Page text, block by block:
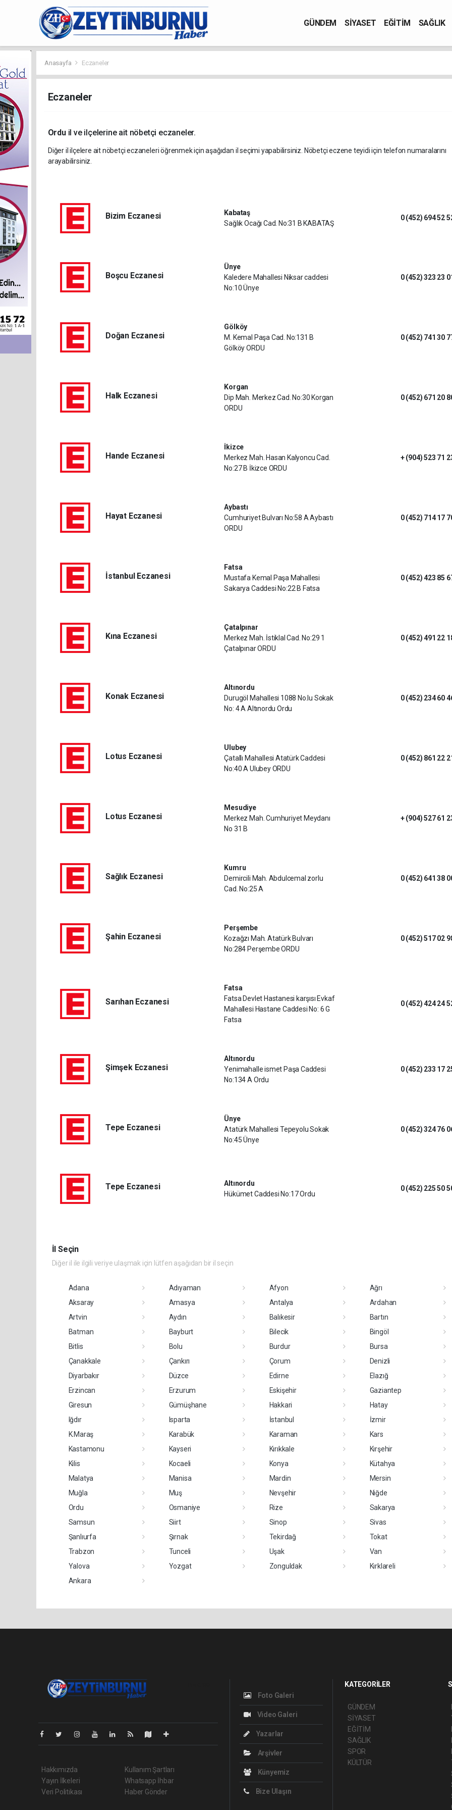
GÜNDEM SİYASET EĞİTİM SAĞLIK
Anasayfa Eczaneler
Eczaneler
Orduil ve ilçelerine ait nöbetçi eczaneler.
Diğer il ilçelere ait nöbetçi eczaneleri öğrenmek için aşağıdan il seçimi yapabilirsiniz. Nöbetçi eczene teyidi için telefon numaralarını
arayabilirsiniz.
Bizim Eczanesi
Kabataş
Sağlık Ocağı Cad. No:31 B KABATAŞ
0 (452) 694 52
Boşcu Eczanesi
Ünye
Kaledere Mahallesi Niksar caddesi
No:10 Ünye
0 (452) 323 23
Doğan Eczanesi
Gölköy
M. Kemal Paşa Cad. No:131 B
Gölköy ORDU
0 (452) 741 30
Halk Eczanesi
Korgan
Dip Mah. Merkez Cad. No:30 Korgan
ORDU
0 (452) 671 20
Hande Eczanesi
İkizce
Merkez Mah. Hasan Kalyoncu Cad.
No:27 B İkizce ORDU
+ (904) 523 71
Hayat Eczanesi
Aybastı
Cumhuriyet Bulvarı No:58 A Aybastı
ORDU
0 (452) 714 17
İstanbul Eczanesi
Fatsa
Mustafa Kemal Paşa Mahallesi
Sakarya Caddesi No:22 B Fatsa
0 (452) 423 85
Kına Eczanesi
Çatalpınar
Merkez Mah. İstiklal Cad. No:29 1
Çatalpınar ORDU
0 (452) 491 22
Konak Eczanesi
Altınordu
Durugöl Mahallesi 1088 No.lu Sokak
No: 4 A Altınordu Ordu
0 (452) 234 60
Lotus Eczanesi
Ulubey
Çatallı Mahallesi Atatürk Caddesi
No:40 A Ulubey ORDU
0 (452) 861 22
Lotus Eczanesi
Mesudiye
Merkez Mah. Cumhuriyet Meydanı
No 31 B
+ (904) 527 61
Sağlık Eczanesi
Kumru
Demircili Mah. Abdulcemal zorlu
Cad. No:25 A
0 (452) 641 38
Şahin Eczanesi
Perşembe
Kozağzı Mah. Atatürk Bulvarı
No:284 Perşembe ORDU
0 (452) 517 02
Sarıhan Eczanesi
Fatsa
Fatsa Devlet Hastanesi karşısı Evkaf
Mahallesi Hastane Caddesi No: 6 G
Fatsa
0 (452) 424 24
Şimşek Eczanesi
Altınordu
Yenimahalle ismet Paşa Caddesi
No:134 A Ordu
0 (452) 233 17
Tepe Eczanesi
Ünye
Atatürk Mahallesi Tepeyolu Sokak
No:45 Ünye
0 (452) 324 76
Tepe Eczanesi
Altınordu
Hükümet Caddesi No:17 Ordu
0 (452) 225 50
İl Seçin
Diğer il ile ilgili veriye ulaşmak için lütfen aşağıdan bir il seçin
Adana Adıyaman Afyon
Ağrı
Aksaray
Amasya Antalya
Ardahan
Artvin
Aydın Balıkesir
Bartın
Batman
Bayburt Bilecik
Bingöl
Bitlis
Bolu Burdur
Bursa
Çanakkale
Çankırı Çorum
Denizli
Diyarbakır
Düzce Edirne
Elazığ
Erzincan
Erzurum Eskişehir
Gaziantep
Giresun
Gümüşhane Hakkari
Hatay
Iğdır
Isparta İstanbul
İzmir
K.Maraş
Karabük Karaman
Kars
Kastamonu
Kayseri Kırıkkale
Kırşehir
Kilis
Kocaeli Konya
Kütahya
Malatya
Manisa Mardin
Mersin
Muğla
Muş Nevşehir
Niğde
Ordu
Osmaniye Rize
Sakarya
Samsun
Siirt Sinop
Sivas
Şanlıurfa
Şırnak Tekirdağ
Tokat
Trabzon
Tunceli Uşak
Van
Yalova
Yozgat Zonguldak
Kırklareli
Ankara
Hakkımızda
Yayın İlkeleri
Veri Politikası
Kullanım Şartları
Whatsapp İhbar
Haber Gönder
Foto Galeri
Video Galeri
Yazarlar
Arşivler
Künyemiz
Bize Ulaşın
KATEGORİLER
GÜNDEM
SİYASET
EĞİTİM
SAĞLIK
SPOR
KÜLTÜR